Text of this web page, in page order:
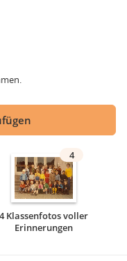
4
4 Klassenfotos voller
Erinnerungen